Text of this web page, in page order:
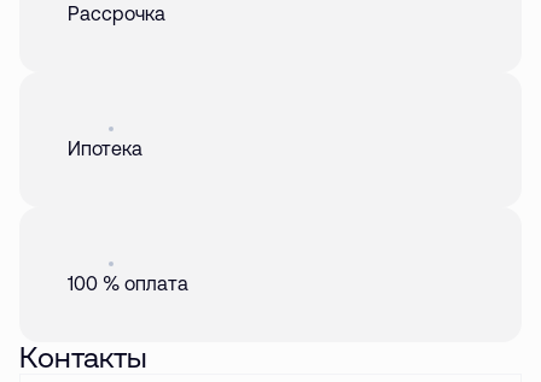
Рассрочка
Ипотека
100 % оплата
Контакты